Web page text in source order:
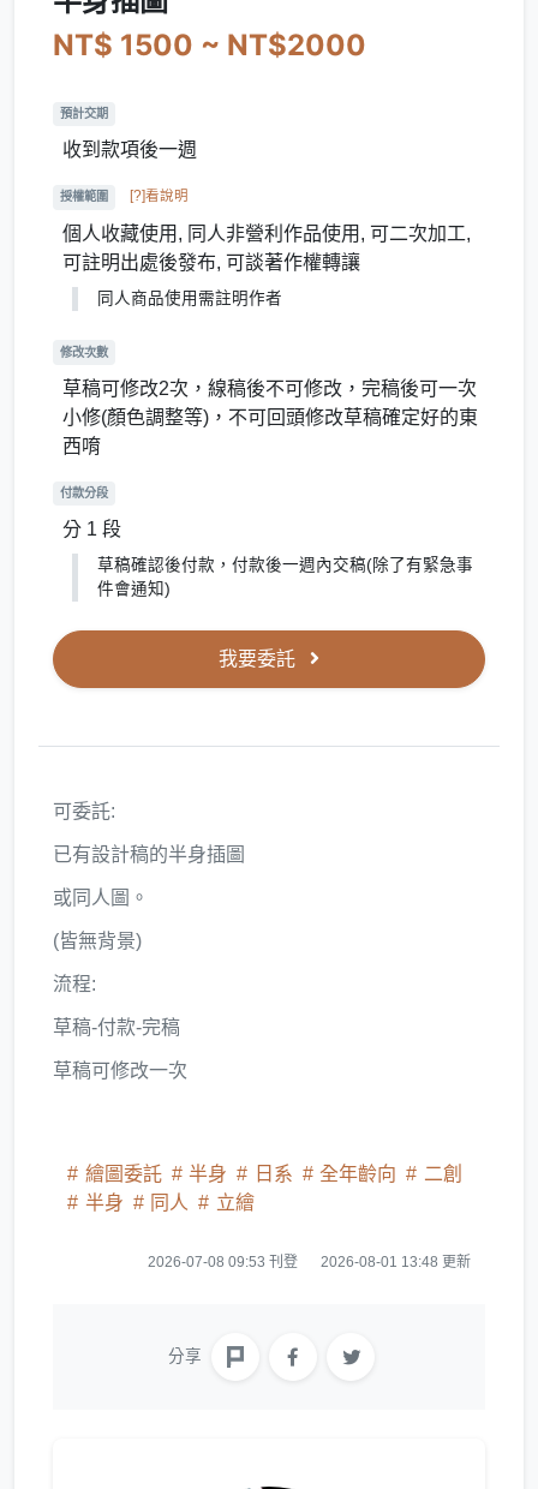
NT$ 1500 ~ NT$2000
預計交期
收到款項後一週
授權範圍 [?]看說明
個人收藏使用, 同人非營利作品使用, 可二次加工,
可註明出處後發布, 可談著作權轉讓
同人商品使用需註明作者
修改次數
草稿可修改2次，線稿後不可修改，完稿後可一次
小修(顏色調整等)，不可回頭修改草稿確定好的東
西唷
付款分段
分 1 段
草稿確認後付款，付款後一週內交稿(除了有緊急事
件會通知)
我要委託
可委託:
已有設計稿的半身插圖
或同人圖。
(皆無背景)
流程:
草稿-付款-完稿
草稿可修改一次
繪圖委託 半身 日系 全年齡向
二創
半身
同人 立繪
2026-07-08 09:53 刊登 2026-08-01 13:48 更新
分享